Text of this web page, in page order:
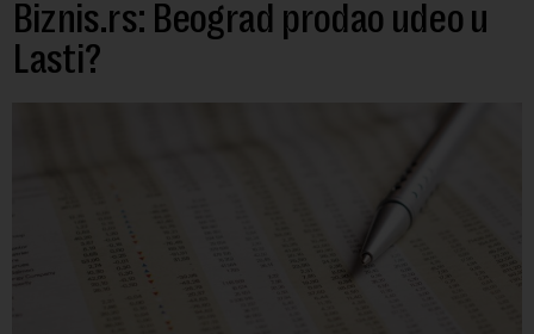
Biznis.rs: Beograd prodao udeo u
Lasti?